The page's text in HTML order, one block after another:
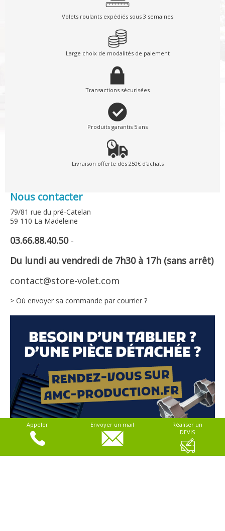
Volets roulants expédiés sous 3 semaines
Large choix de modalités de paiement
Transactions sécurisées
Produits garantis 5 ans
Livraison offerte dès 250€ d’achats
Nous contacter
79/81 rue du pré-Catelan
59 110 La Madeleine
03.66.88.40.50-
Du lundi au vendredi de 7h30 à 17h (sans arrêt)
contact@store-volet.com
> Où envoyer sa commande par courrier ?
Appeler Envoyer un mail
Réaliser un
DEVIS